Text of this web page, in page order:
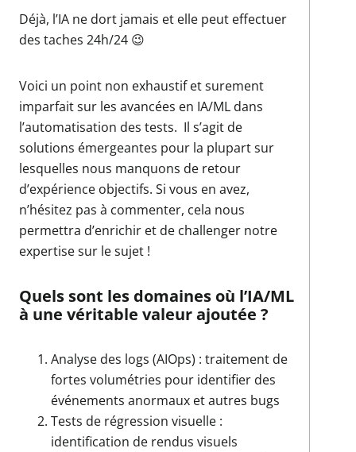
Déjà, l’IA ne dort jamais et elle peut effectuer
des taches 24h/24 😉
Voici un point non exhaustif et surement
imparfait sur les avancées en IA/ML dans
l’automatisation des tests. Il s’agit de
solutions émergeantes pour la plupart sur
lesquelles nous manquons de retour
d’expérience objectifs. Si vous en avez,
n’hésitez pas à commenter, cela nous
permettra d’enrichir et de challenger notre
expertise sur le sujet !
Quels sont les domaines où l’IA/ML
à une véritable valeur ajoutée ?
Analyse des logs (AIOps) : traitement de
fortes volumétries pour identifier des
événements anormaux et autres bugs
Tests de régression visuelle :
identification de rendus visuels